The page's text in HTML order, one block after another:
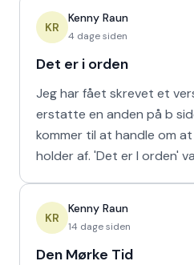
KR
Kenny Raun
4 dage siden
Det er i orden
Jeg har fået skrevet et
erstatte en anden på b siden
kommer til at handle om
holder af. 'Det er I orden'
KR
Kenny Raun
14 dage siden
Den Mørke Tid